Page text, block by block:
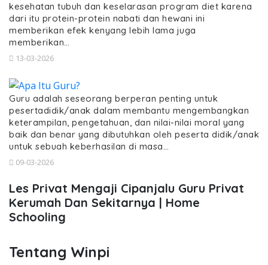
kesehatan tubuh dan keselarasan program diet karena
dari itu protein-protein nabati dan hewani ini
memberikan efek kenyang lebih lama juga
memberikan…
13-03-2026
Guru adalah seseorang berperan penting untuk
pesertadidik/anak dalam membantu mengembangkan
keterampilan, pengetahuan, dan nilai-nilai moral yang
baik dan benar yang dibutuhkan oleh peserta didik/anak
untuk sebuah keberhasilan di masa…
09-03-2026
Les Privat Mengaji Cipanjalu Guru Privat
Kerumah Dan Sekitarnya | Home
Schooling
Tentang Winpi